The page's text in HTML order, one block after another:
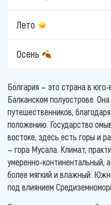
Лето
Осень
Болгария — это страна в
Балканском полуострове.
путешественников,
положению. Государство
востоке, здесь есть горы и
— гора Мусала. Климат,
умеренно-континентальный,
более мягкий и влажный.
под влиянием